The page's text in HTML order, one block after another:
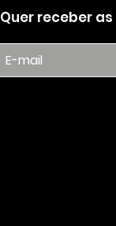
Quer receber